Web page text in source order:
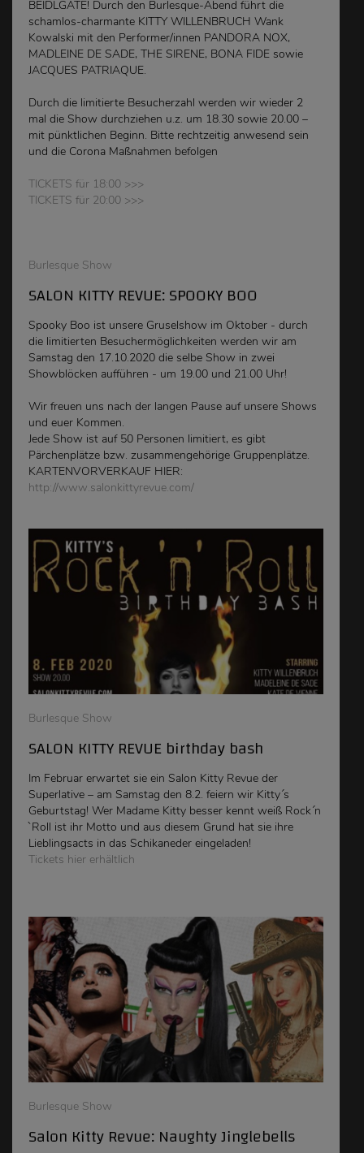
BEIDLGATE! Durch den Burlesque-Abend führt die
schamlos-charmante KITTY WILLENBRUCH Wank
Kowalski mit den Performer/innen PANDORA NOX,
MADLEINE DE SADE, THE SIRENE, BONA FIDE sowie
JACQUES PATRIAQUE.
Durch die limitierte Besucherzahl werden wir wieder 2
mal die Show durchziehen u.z. um 18.30 sowie 20.00 –
mit pünktlichen Beginn. Bitte rechtzeitig anwesend sein
und die Corona Maßnahmen befolgen
TICKETS für 18:00 >>>
TICKETS für 20:00 >>>
Burlesque Show
SALON KITTY REVUE: SPOOKY BOO
Spooky Boo ist unsere Gruselshow im Oktober - durch
die limitierten Besuchermöglichkeiten werden wir am
Samstag den 17.10.2020 die selbe Show in zwei
Showblöcken aufführen - um 19.00 und 21.00 Uhr!
Wir freuen uns nach der langen Pause auf unsere Shows
und euer Kommen.
Jede Show ist auf 50 Personen limitiert, es gibt
Pärchenplätze bzw. zusammengehörige Gruppenplätze.
KARTENVORVERKAUF HIER:
http://www.salonkittyrevue.com/
Burlesque Show
SALON KITTY REVUE birthday bash
Im Februar erwartet sie ein Salon Kitty Revue der
Superlative – am Samstag den 8.2. feiern wir Kitty´s
Geburtstag! Wer Madame Kitty besser kennt weiß Rock´n
`Roll ist ihr Motto und aus diesem Grund hat sie ihre
Lieblingsacts in das Schikaneder eingeladen!
Tickets hier erhältlich
Burlesque Show
Salon Kitty Revue: Naughty Jinglebells